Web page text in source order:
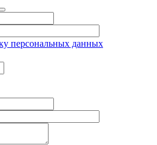
персональных данных